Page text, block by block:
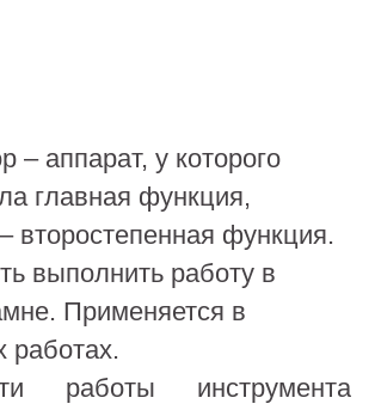
– аппарат, у которого
главная функция,
второстепенная функция.
выполнить работу в
Применяется в
работах.
работы инструмента